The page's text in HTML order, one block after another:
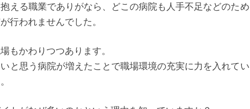
の
仕
環
境
える職業でありがなら、どこの病院も人手不足などのため
行われませんでした。
もかわりつつあります。
と思う病院が増えたことで職場環境の充実に力を入れてい